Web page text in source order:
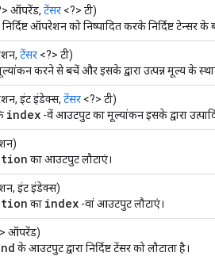
ऑपरेंड, टेंसर <?> टी)
निर्दिष्ट ऑपरेशन को निष्पादित करके निर्दिष्ट टेन्सर
टेंसर <?> टी)
करने से बचें और इसके द्वारा उत्पन्न मूल्य के
इंट इंडेक्स, टेंसर <?> टी)
index -वें आउटपुट का मूल्यांकन इसके द्वारा
का आउटपुट लौटाएं।
इंट इंडेक्स)
का index -वां आउटपुट लौटाएं।
ऑपरेंड)
के आउटपुट द्वारा निर्दिष्ट टेंसर को लौटाता है।